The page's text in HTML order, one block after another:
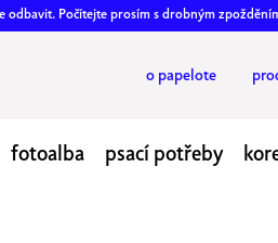
odbavit. Počítejte prosím s drobným
o papelote
fotoalba psací potřeby